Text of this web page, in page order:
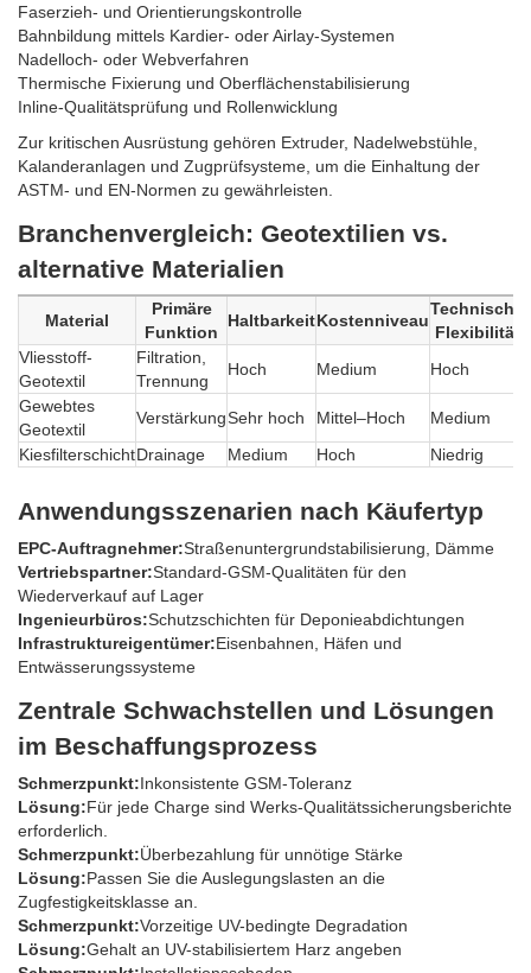
Faserzieh- und Orientierungskontrolle
Bahnbildung mittels Kardier- oder Airlay-Systemen
Nadelloch- oder Webverfahren
Thermische Fixierung und Oberflächenstabilisierung
Inline-Qualitätsprüfung und Rollenwicklung
Zur kritischen Ausrüstung gehören Extruder, Nadelwebstühle,
Kalanderanlagen und Zugprüfsysteme, um die Einhaltung der
ASTM- und EN-Normen zu gewährleisten.
Branchenvergleich: Geotextilien vs.
alternative Materialien
Material
Primäre
Funktion
HaltbarkeitKostenniveau
Technische
Flexibilität
Vliesstoff-
Geotextil
Filtration,
Trennung
Hoch Medium
Hoch
Gewebtes
Geotextil
VerstärkungSehr hoch Mittel–Hoch
Medium
KiesfilterschichtDrainage Medium Hoch Niedrig
Anwendungsszenarien nach Käufertyp
EPC-Auftragnehmer:Straßenuntergrundstabilisierung, Dämme
Vertriebspartner:Standard-GSM-Qualitäten für den
Wiederverkauf auf Lager
Ingenieurbüros:Schutzschichten für Deponieabdichtungen
Infrastruktureigentümer:Eisenbahnen, Häfen und
Entwässerungssysteme
Zentrale Schwachstellen und Lösungen
im Beschaffungsprozess
Schmerzpunkt:Inkonsistente GSM-Toleranz
Lösung:Für jede Charge sind Werks-Qualitätssicherungsberichte
erforderlich.
Schmerzpunkt:Überbezahlung für unnötige Stärke
Lösung:Passen Sie die Auslegungslasten an die
Zugfestigkeitsklasse an.
Schmerzpunkt:Vorzeitige UV-bedingte Degradation
Lösung:Gehalt an UV-stabilisiertem Harz angeben